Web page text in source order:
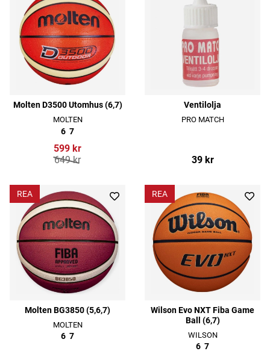
Molten D3500 Utomhus (6,7)
MOLTEN
6 7
599 kr
649 kr
Ventilolja
PRO MATCH
39 kr
REA
Molten BG3850 (5,6,7)
MOLTEN
6 7
REA
Wilson Evo NXT Fiba Game
Ball (6,7)
WILSON
6 7